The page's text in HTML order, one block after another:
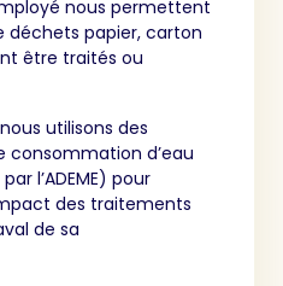
nous permettent
déchets papier, carton
être traités ou
utilisons des
consommation d’eau
l’ADEME) pour
des traitements
de sa